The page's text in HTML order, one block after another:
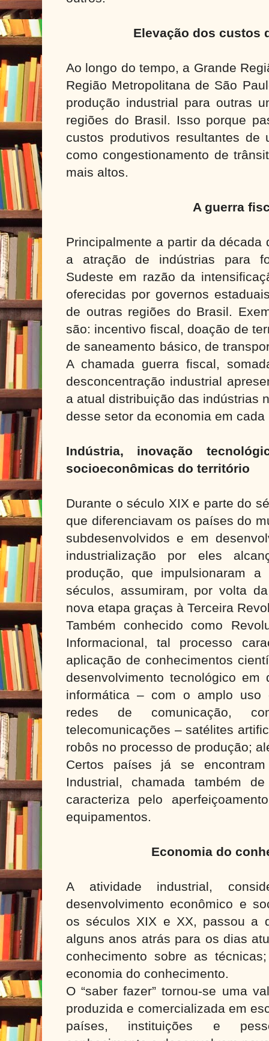
Elevação dos custos
Ao longo do tempo, a Grande
Região Metropolitana de São
produção industrial para outras
regiões do Brasil. Isso porque
custos produtivos resultantes de
como congestionamento de
mais altos.
A guerra
Principalmente a partir da década
a atração de indústrias para
Sudeste em razão da
oferecidas por governos
de outras regiões do Brasil.
são: incentivo fiscal, doação de
de saneamento básico, de
A chamada guerra fiscal,
desconcentração industrial
a atual distribuição das indústrias
desse setor da economia em
Indústria, inovação
socioeconômicas do território
Durante o século XIX e parte do
que diferenciavam os países do
subdesenvolvidos e em
industrialização por eles
produção, que impulsionaram a
séculos, assumiram, por volta
nova etapa graças à Terceira
Também conhecido como
Informacional, tal processo
aplicação de conhecimentos
desenvolvimento tecnológico
informática – com o amplo uso
redes de comunicação,
telecomunicações – satélites
robôs no processo de produção;
Certos países já se
Industrial, chamada também
caracteriza pelo
equipamentos.
Economia do
A atividade industrial,
desenvolvimento econômico e
os séculos XIX e XX, passou a
alguns anos atrás para os dias
conhecimento sobre as
economia do conhecimento.
O “saber fazer” tornou-se uma
produzida e comercializada em
países, instituições e